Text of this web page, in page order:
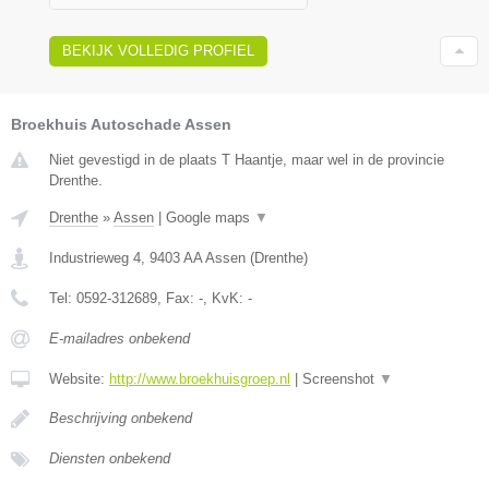
BEKIJK VOLLEDIG PROFIEL
Broekhuis Autoschade Assen
Niet gevestigd in de plaats T Haantje, maar wel in de provincie
Drenthe.
Drenthe » Assen Google maps ▼
Industrieweg 4, 9403 AA Assen (Drenthe)
Tel: 0592-312689, Fax: -, KvK: -
E-mailadres onbekend
Website: http://www.broekhuisgroep.nl Screenshot ▼
Beschrijving onbekend
Diensten onbekend